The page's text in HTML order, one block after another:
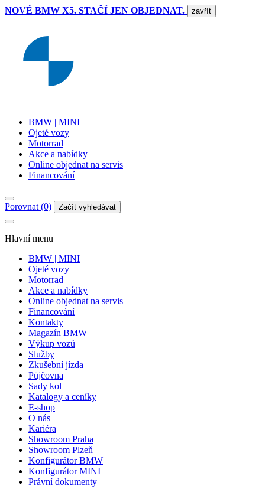
NOVÉ BMW X5. STAČÍ JEN OBJEDNAT. zavřít
BMW | MINI
Ojeté vozy
Motorrad
Akce a nabídky
Online objednat na servis
Financování
Porovnat (0) Začít vyhledávat
Hlavní menu
BMW | MINI
Ojeté vozy
Motorrad
Akce a nabídky
Online objednat na servis
Financování
Kontakty
Magazín BMW
Výkup vozů
Služby
Zkušební jízda
Půjčovna
Sady kol
Katalogy a ceníky
E-shop
O nás
Kariéra
Showroom Praha
Showroom Plzeň
Konfigurátor BMW
Konfigurátor MINI
Právní dokumenty